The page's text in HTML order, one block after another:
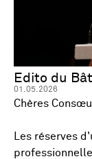
Edito du
01.05.2026
Chères
Les réserves